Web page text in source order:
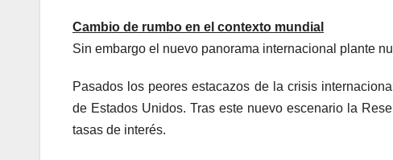
Cambio de rumbo en el contexto mundial
Sin embargo el nuevo panorama internacional plante
Pasados los peores estacazos de la crisis
de Estados Unidos. Tras este nuevo escenario la
tasas de interés.